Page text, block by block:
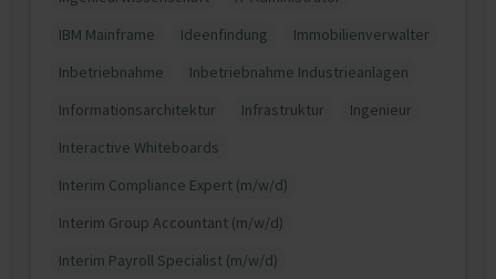
IBM Mainframe
Ideenfindung
Immobilienverwalter
Inbetriebnahme
Inbetriebnahme Industrieanlagen
Informationsarchitektur
Infrastruktur
Ingenieur
Interactive Whiteboards
Interim Compliance Expert (m/w/d)
Interim Group Accountant (m/w/d)
Interim Payroll Specialist (m/w/d)